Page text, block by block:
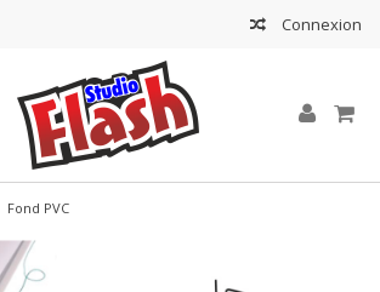
Connexion
Fond PVC